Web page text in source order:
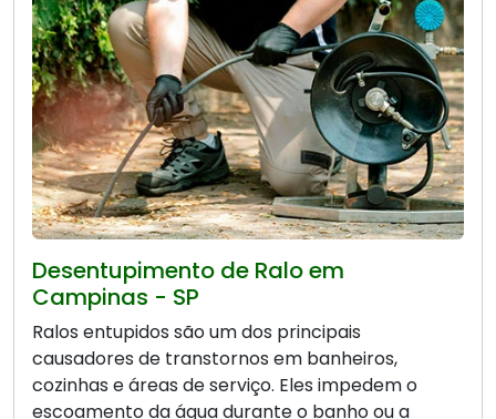
Desentupimento de Ralo em
Campinas - SP
Ralos entupidos são um dos principais
causadores de transtornos em banheiros,
cozinhas e áreas de serviço. Eles impedem o
escoamento da água durante o banho ou a